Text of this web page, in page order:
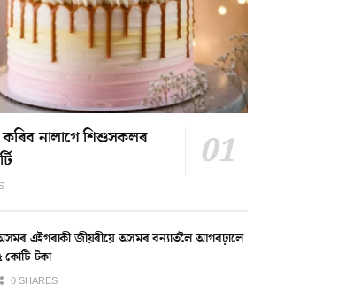
নালাগে শিশুসকলৰ
এইগৰাকী জীয়ৰীয়ে অসমৰ বন্যাৰ্তলৈ আগবঢ়ালে
কোটি টকা
0 SHARES